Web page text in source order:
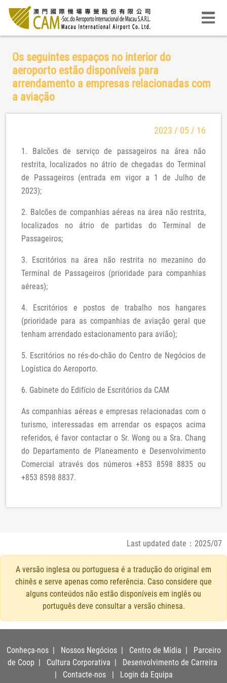
Os seguintes espaços no interior do
aeroporto estão disponíveis para
arrendamento a empresas relacionadas com
a aviação
2023 / 05 / 16
1. Balcões de serviço de passageiros na área não
restrita, localizados no átrio de chegadas do Terminal
de Passageiros (entrada em vigor a 1 de Julho de
2023);
2. Balcões de companhias aéreas na área não restrita,
localizados no átrio de partidas do Terminal de
Passageiros;
3. Escritórios na área não restrita no mezanino do
Terminal de Passageiros (prioridade para companhias
aéreas);
4. Escritórios e postos de trabalho nos hangares
(prioridade para as companhias de aviação geral que
tenham arrendado estacionamento para avião);
5. Escritórios no rés-do-chão do Centro de Negócios de
Logística do Aeroporto.
6. Gabinete do Edifício de Escritórios da CAM
As companhias aéreas e empresas relacionadas com o
turismo, interessadas em arrendar os espaços acima
referidos, é favor contactar o Sr. Wong ou a Sra. Chang
do Departamento de Planeamento e Desenvolvimento
Comercial através dos números +853 8598 8835 ou
+853 8598 8837.
Last updated date：2025/07
A versão inglesa ou portuguesa é a tradução do original em
chinês e serve apenas como referência. Caso considere que
alguns conteúdos não estão disponíveis em inglês ou
português deve consultar a versão chinesa.
Conheça-nos| Nossos Negócios| Centro de Mídia | Parceiro
de Coop | Cultura Corporativa | Desenvolvimento de Carreira
| Contacte-nos| Login da Equipa